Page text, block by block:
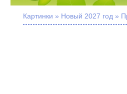
Картинки » Новый 2027 год »